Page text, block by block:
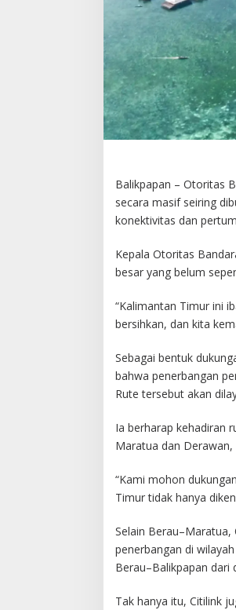
Balikpapan – Otoritas
secara masif seiring
konektivitas dan
Kepala Otoritas
besar yang belum
“Kalimantan Timur ini
bersihkan, dan kita
Sebagai bentuk
bahwa penerbangan
Rute tersebut akan
Ia berharap kehadiran
Maratua dan
“Kami mohon
Timur tidak hanya
Selain
penerbangan di
Berau–Balikpapan dari
Tak hanya itu, Citilink